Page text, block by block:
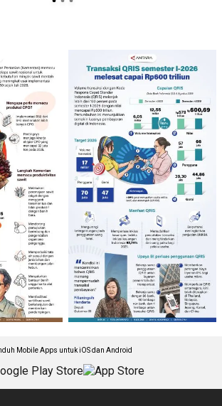
Mobile Apps untuk iOS dan Android